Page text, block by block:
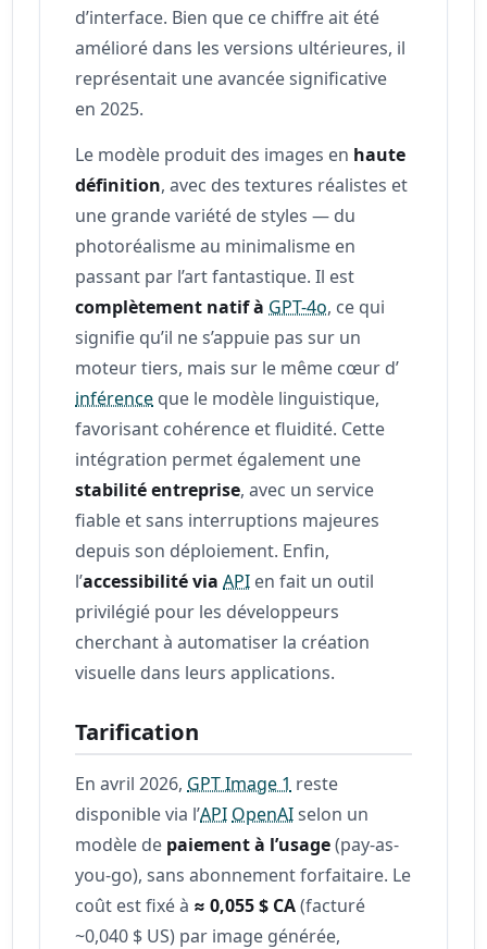
d’interface. Bien que ce chiffre ait été
amélioré dans les versions ultérieures, il
représentait une avancée significative
en 2025.
Le modèle produit des images en haute
définition, avec des textures réalistes et
une grande variété de styles — du
photoréalisme au minimalisme en
passant par l’art fantastique. Il est
complètement natif à GPT-4o, ce qui
signifie qu’il ne s’appuie pas sur un
moteur tiers, mais sur le même cœur d’
inférence que le modèle linguistique,
favorisant cohérence et fluidité. Cette
intégration permet également une
stabilité entreprise, avec un service
fiable et sans interruptions majeures
depuis son déploiement. Enfin,
l’accessibilité viaAPI en fait un outil
privilégié pour les développeurs
cherchant à automatiser la création
visuelle dans leurs applications.
Tarification
En avril 2026, GPT Image 1 reste
disponible via l’API OpenAIselon un
modèle de paiement à l’usage(pay-as-
you-go), sans abonnement forfaitaire. Le
coût est fixé à ≈ 0,055 $ CA(facturé
~0,040 $ US) par image générée,